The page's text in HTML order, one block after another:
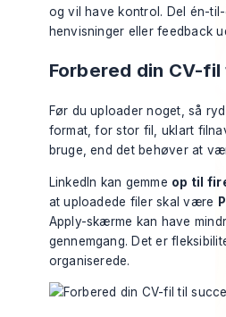
og vil have kontrol. Del én-
henvisninger eller feedback
Forbered din CV-
Før du uploader noget, så
format, for stor fil, uklart
bruge, end det behøver at
LinkedIn kan gemme op til
at uploadede filer skal være
Apply-skærme kan have
gennemgang. Det er
organiserede.